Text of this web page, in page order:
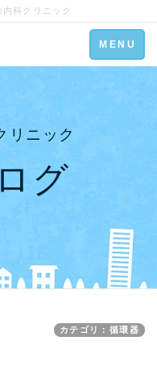
科クリニック
Toggle
navigation
MENU
リニック
グ
カテゴリ：循環器